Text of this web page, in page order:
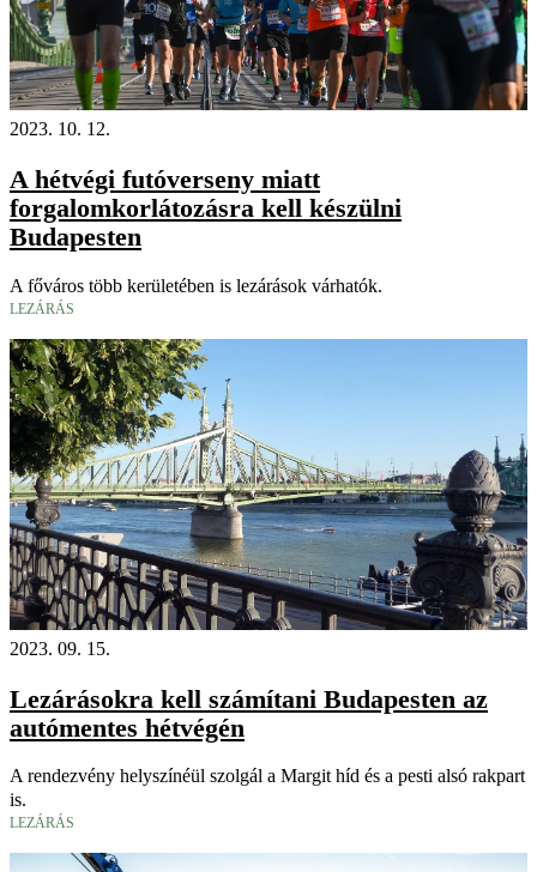
2023. 10. 12.
A hétvégi futóverseny miatt
forgalomkorlátozásra kell készülni
Budapesten
A főváros több kerületében is lezárások várhatók.
LEZÁRÁS
2023. 09. 15.
Lezárásokra kell számítani Budapesten az
autómentes hétvégén
A rendezvény helyszínéül szolgál a Margit híd és a pesti alsó rakpart
is.
LEZÁRÁS